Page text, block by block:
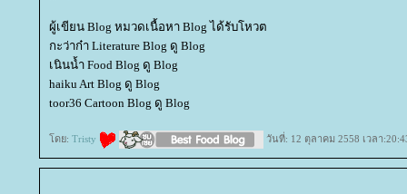
ผู้เขียน Blog หมวดเนื้อหา Blog ได้รับโหวต
กะว่าก๋า Literature Blog ดู Blog
เนินน้ำ Food Blog ดู Blog
haiku Art Blog ดู Blog
toor36 Cartoon Blog ดู Blog
ดย: Tristy วันที่: 12 ตุลาคม 2558 เวลา